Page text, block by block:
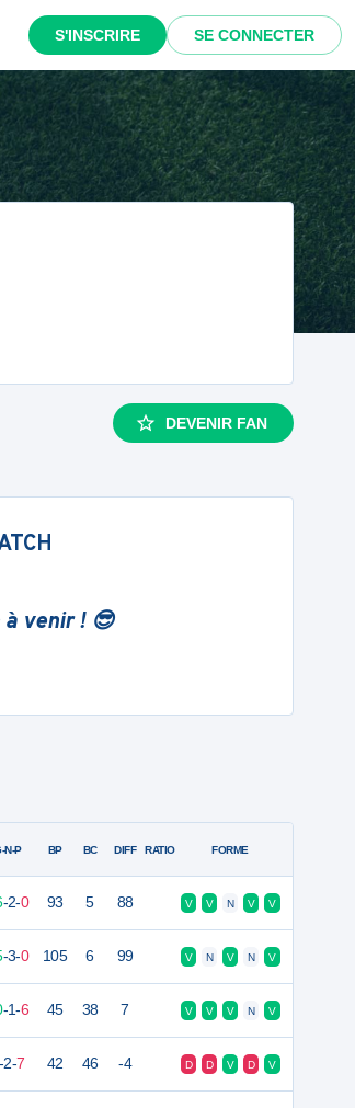
S'INSCRIRE SE CONNECTER
DEVENIR FAN
à venir ! 😎
N-P BP BC DIFF RATIO FORME
-2-0 93 5 88 V V N V V
-3-0 105 6 99 V N V N V
-1-6 45 38 7 V V V N V
2-7 42 46 -4 D D V D V